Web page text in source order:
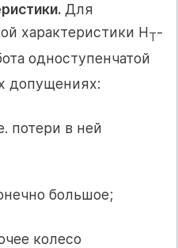
Для
характеристики HT-
одноступенчатой
допущениях:
потери в ней
большое;
колесо